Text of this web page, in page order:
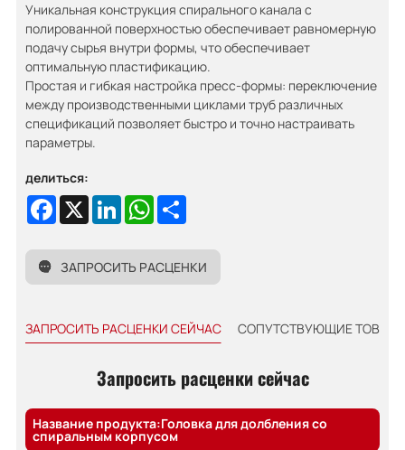
Уникальная конструкция спирального канала с
полированной поверхностью обеспечивает равномерную
подачу сырья внутри формы, что обеспечивает
оптимальную пластификацию.
Простая и гибкая настройка пресс-формы: переключение
между производственными циклами труб различных
спецификаций позволяет быстро и точно настраивать
параметры.
делиться:
Facebook
X LinkedInWhatsApp
Share
ЗАПРОСИТЬ РАСЦЕНКИ
ЗАПРОСИТЬ РАСЦЕНКИ СЕЙЧАС СОПУТСТВУЮЩИЕ ТОВАРЫ
Запросить расценки сейчас
Название продукта:Головка для долбления со
спиральным корпусом